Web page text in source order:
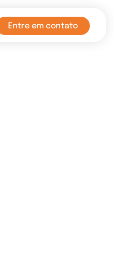
Entre em contato